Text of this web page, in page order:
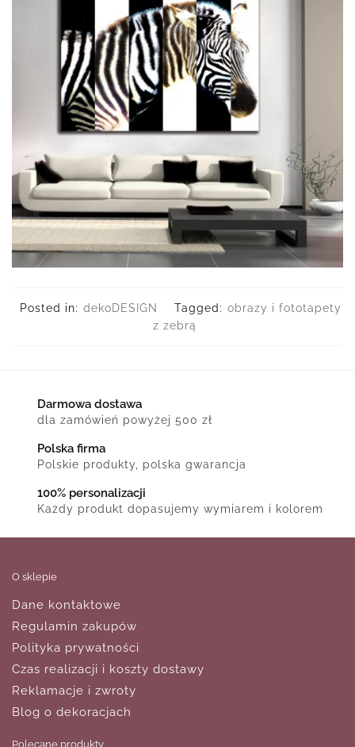
Posted in: dekoDESIGN Tagged: obrazy i fototapety
z zebrą
Darmowa dostawa
dla zamówień powyżej 500 zł
Polska firma
Polskie produkty, polska gwarancja
100% personalizacji
Każdy produkt dopasujemy wymiarem i kolorem
O sklepie
Dane kontaktowe
Regulamin zakupów
Polityka prywatności
Czas realizacji i koszty dostawy
Reklamacje i zwroty
Blog o dekoracjach
Polecane produkty